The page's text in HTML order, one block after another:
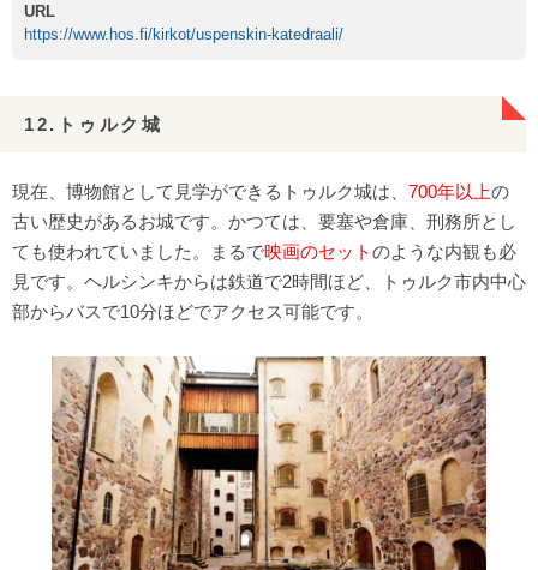
URL
https://www.hos.fi/kirkot/uspenskin-katedraali/
12.トゥルク城
現在、博物館として見学ができるトゥルク城は、 700年以上の
古い歴史があるお城です。かつては、要塞や倉庫、刑務所とし
ても使われていました。まるで映画のセットのような内観も必
見です。ヘルシンキからは鉄道で2時間ほど、トゥルク市内中心
部からバスで10分ほどでアクセス可能です。